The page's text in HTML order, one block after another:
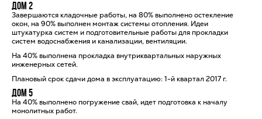
Дом 2
Завершаются кладочные работы, на 80% выполнено остекление
окон, на 90% выполнен монтаж системы отопления. Идеи
штукатурка систем и подготовительные работы для прокладки
систем водоснабжения и канализации, вентиляции.
На 40% выполнена прокладка внутриквартальных наружных
инженерных сетей.
Плановый срок сдачи дома в эксплуатацию: 1-й квартал 2017 г.
Дом 5
На 40% выполнено погружение свай, идет подготовка к началу
монолитных работ.